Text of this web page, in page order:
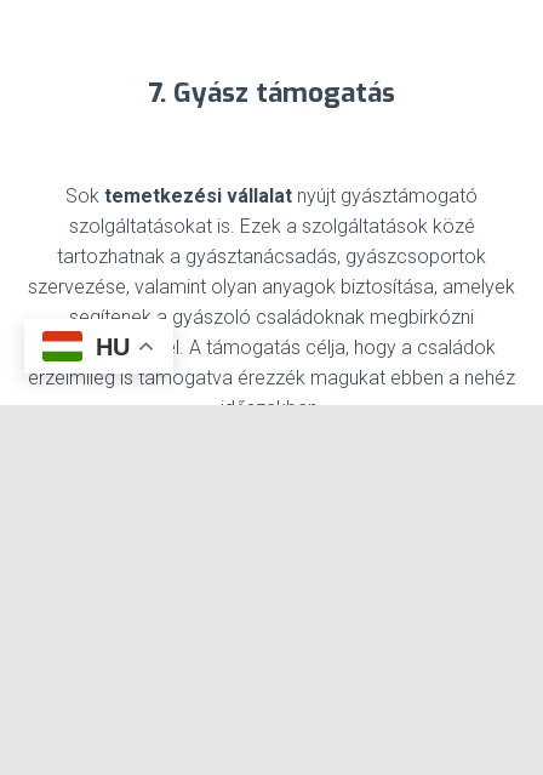
7. Gyász támogatás
Sok temetkezési vállalat nyújt gyásztámogató
szolgáltatásokat is. Ezek a szolgáltatások közé
tartozhatnak a gyásztanácsadás, gyászcsoportok
szervezése, valamint olyan anyagok biztosítása, amelyek
segítenek a gyászoló családoknak megbirkózni
veszteségükkel. A támogatás célja, hogy a családok
érzelmileg is támogatva érezzék magukat ebben a nehéz
időszakban.
HU